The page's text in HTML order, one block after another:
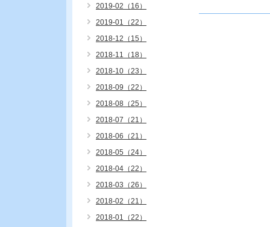
2019-02（16）
2019-01（22）
2018-12（15）
2018-11（18）
2018-10（23）
2018-09（22）
2018-08（25）
2018-07（21）
2018-06（21）
2018-05（24）
2018-04（22）
2018-03（26）
2018-02（21）
2018-01（22）